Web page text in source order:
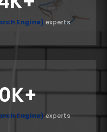
Engine) experts
Engine) experts